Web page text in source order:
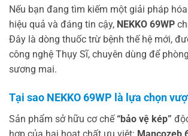
Nếu bạn đang tìm kiếm một giải pháp
hiệu quả và đáng tin cậy, NEKKO 69WP
Đây là dòng thuốc trừ bệnh thế hệ mới,
công nghệ Thụy Sĩ, chuyên dùng để
sương mai.
Tại sao NEKKO 69WP là lựa chọn
Sản phẩm sở hữu cơ chế “bảo vệ kép”
hợp của hai hoạt chất ưu việt: Mancozeb